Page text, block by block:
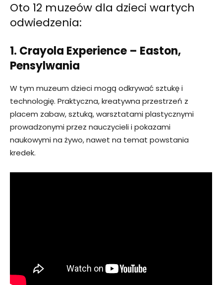
Oto 12 muzeów dla dzieci wartych
odwiedzenia:
1. Crayola Experience – Easton,
Pensylwania
W tym muzeum dzieci mogą odkrywać sztukę i
technologię. Praktyczna, kreatywna przestrzeń z
placem zabaw, sztuką, warsztatami plastycznymi
prowadzonymi przez nauczycieli i pokazami
naukowymi na żywo, nawet na temat powstania
kredek.